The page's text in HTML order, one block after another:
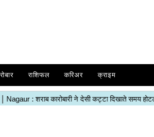
राशिफल करिअर क्राइम